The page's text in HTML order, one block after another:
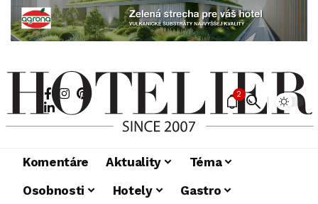
2
Komentáre Aktuality
Téma
Osobnosti
Hotely
Gastro